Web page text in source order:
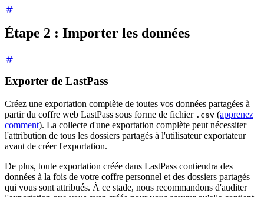
Étape 2 : Importer les données
Exporter de LastPass
Créez une exportation complète de toutes vos données partagées à
partir du coffre web LastPass sous forme de fichier .csv (apprenez
comment). La collecte d'une exportation complète peut nécessiter
l'attribution de tous les dossiers partagés à l'utilisateur exportateur
avant de créer l'exportation.
De plus, toute exportation créée dans LastPass contiendra des
données à la fois de votre coffre personnel et des dossiers partagés
qui vous sont attribués. À ce stade, nous recommandons d'auditer